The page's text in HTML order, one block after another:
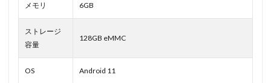
メモリ 6GB
ストレージ
容量
128GB eMMC
OS Android 11